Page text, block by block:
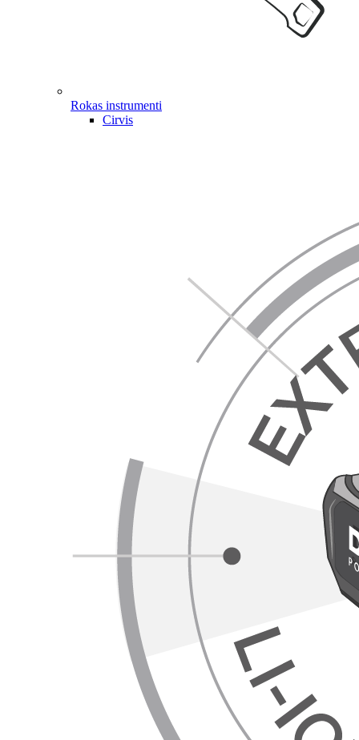
Rokas instrumenti
Cirvis